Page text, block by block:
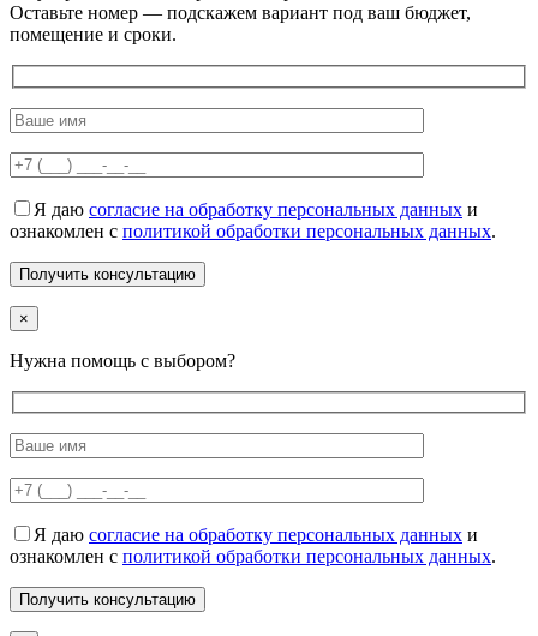
Оставьте номер — подскажем вариант под ваш бюджет,
помещение и сроки.
Я даю согласие на обработку персональных данных и
ознакомлен с политикой обработки персональных данных.
×
Нужна помощь с выбором?
Я даю согласие на обработку персональных данных и
ознакомлен с политикой обработки персональных данных.